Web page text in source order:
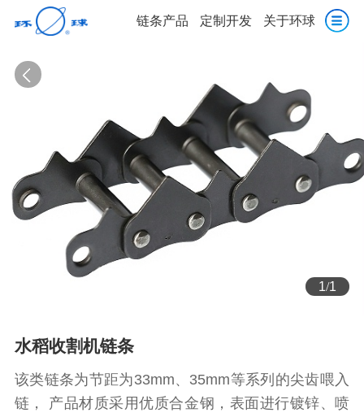
链条产品 定制开发 关于环球
1/1
水稻收割机链条
该类链条为节距为33mm、35mm等系列的尖齿喂入
链， 产品材质采用优质合金钢，表面进行镀锌、喷